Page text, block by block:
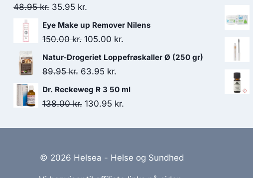
var:
152.00 kr.. 111.00 kr..
48.95kr. Den
oprindelige
pris
48.95 kr..
35.95 kr.
aktuelle
pris
35.95 kr..
Eye Make up Remover Nilens
150.00kr. Den
oprindelige
pris
150.00 kr..
105.00 kr.
aktuelle
Natur-Drogeriet Loppefrøskaller Ø (250 gr)
89.95kr. Den
oprindelige
pris
89.95 kr..
63.95 kr.
aktuelle
pris
63.95 kr..
Dr. Reckeweg R 3 50 ml
138.00kr. Den
138.00 kr..
130.95 kr.
130.95 kr..
© 2026 Helsea - Helse og Sundhed